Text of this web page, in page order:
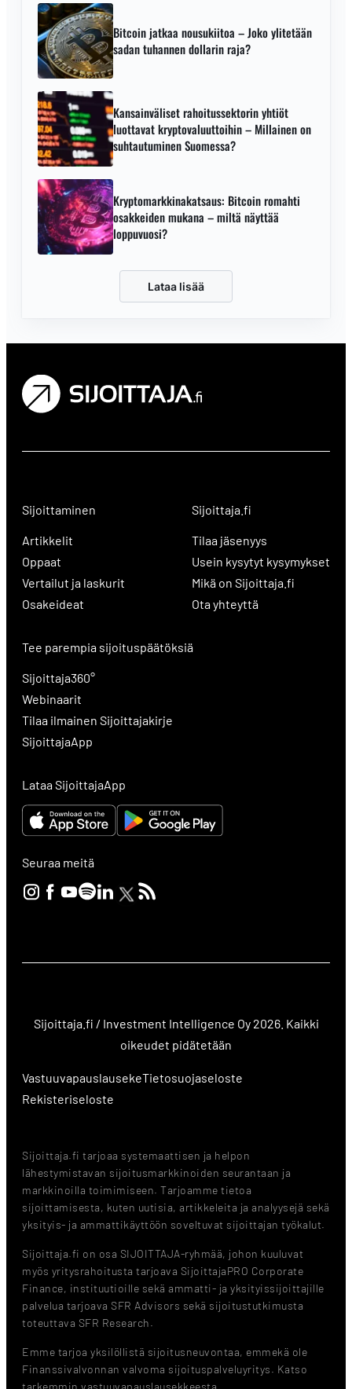
Bitcoin jatkaa nousukiitoa – Joko ylitetään
sadan tuhannen dollarin raja?
Kansainväliset rahoitussektorin yhtiöt
luottavat kryptovaluuttoihin – Millainen on
suhtautuminen Suomessa?
Kryptomarkkinakatsaus: Bitcoin romahti
osakkeiden mukana – miltä näyttää
loppuvuosi?
Lataa lisää
Sijoittaminen
Artikkelit
Oppaat
Vertailut ja laskurit
Osakeideat
Sijoittaja.fi
Tilaa jäsenyys
Usein kysytyt kysymykset
Mikä on Sijoittaja.fi
Ota yhteyttä
Tee parempia sijoituspäätöksiä
Sijoittaja360°
Webinaarit
Tilaa ilmainen Sijoittajakirje
SijoittajaApp
Lataa SijoittajaApp
Seuraa meitä
Sijoittaja.fi / Investment Intelligence Oy 2026. Kaikki
oikeudet pidätetään
VastuuvapauslausekeTietosuojaseloste
Rekisteriseloste
Sijoittaja.fi tarjoaa systemaattisen ja helpon
lähestymistavan sijoitusmarkkinoiden seurantaan ja
markkinoilla toimimiseen. Tarjoamme tietoa
sijoittamisesta, kuten uutisia, artikkeleita ja analyysejä sekä
yksityis- ja ammattikäyttöön soveltuvat sijoittajan työkalut.
Sijoittaja.fi on osa SIJOITTAJA-ryhmää, johon kuuluvat
myös yritysrahoitusta tarjoava SijoittajaPRO Corporate
Finance, instituutioille sekä ammatti- ja yksityissijoittajille
palvelua tarjoava SFR Advisors sekä sijoitustutkimusta
toteuttava SFR Research.
Emme tarjoa yksilöllistä sijoitusneuvontaa, emmekä ole
Finanssivalvonnan valvoma sijoituspalveluyritys. Katso